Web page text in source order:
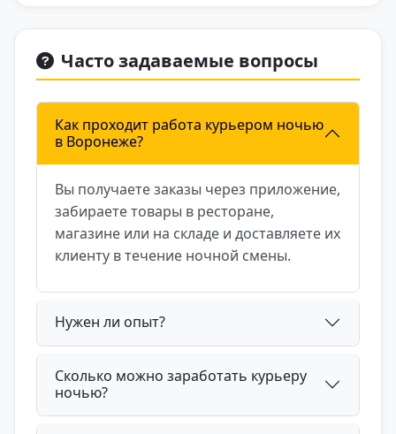
Часто задаваемые вопросы
Как проходит работа курьером ночью
в Воронеже?
Вы получаете заказы через приложение,
забираете товары в ресторане,
магазине или на складе и доставляете их
клиенту в течение ночной смены.
Нужен ли опыт?
Сколько можно заработать курьеру
ночью?